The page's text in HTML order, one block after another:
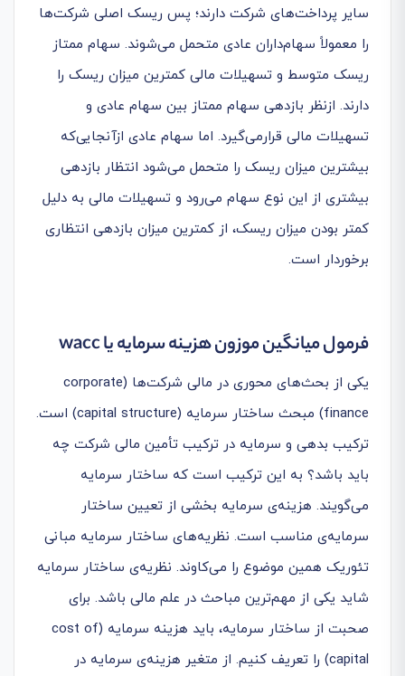
سایر پرداخت‌های شرکت دارند؛ پس ریسک اصلی شرکت‌ها
را معمولاً سهام‌داران عادی متحمل می‌شوند. سهام ممتاز
ریسک متوسط و تسهیلات مالی کمترین میزان ریسک را
دارند. ازنظر بازدهی سهام ممتاز بین سهام عادی و
تسهیلات مالی قرارمی‌گیرد. اما سهام عادی ازآنجایی‌که
بیشترین میزان ریسک را متحمل می‌شود انتظار بازدهی
بیشتری از این نوع سهام می‌رود و تسهیلات مالی به دلیل
کمتر بودن میزان ریسک، از کمترین میزان بازدهی انتظاری
برخوردار است.
فرمول میانگین موزون هزینه سرمایه یا
یکی از بحث‌های محوری در مالی شرکت‌ها (corporate
finance) مبحث ساختار سرمایه (capital structure) است.
ترکیب بدهی و سرمایه در ترکیب تأمین مالی شرکت چه
باید باشد؟ به این ترکیب است که ساختار سرمایه
می‌گویند. هزینه‌ی سرمایه بخشی از تعیین ساختار
سرمایه‌ی مناسب است. نظریه‌های ساختار سرمایه مبانی
تئوریک همین موضوع را می‌کاوند. نظریه‌ی ساختار سرمایه
شاید یکی از مهم‌ترین مباحث در علم مالی باشد. برای
صحبت از ساختار سرمایه، باید هزینه سرمایه (cost of
capital) را تعریف کنیم. از متغیر هزینه‌ی سرمایه در